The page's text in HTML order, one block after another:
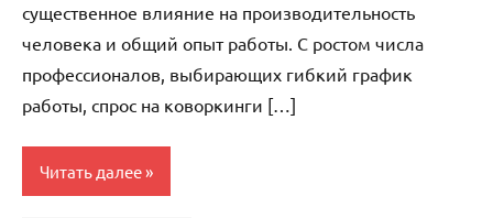
существенное влияние на производительность
человека и общий опыт работы. С ростом числа
профессионалов, выбирающих гибкий график
работы, спрос на коворкинги […]
Читать далее